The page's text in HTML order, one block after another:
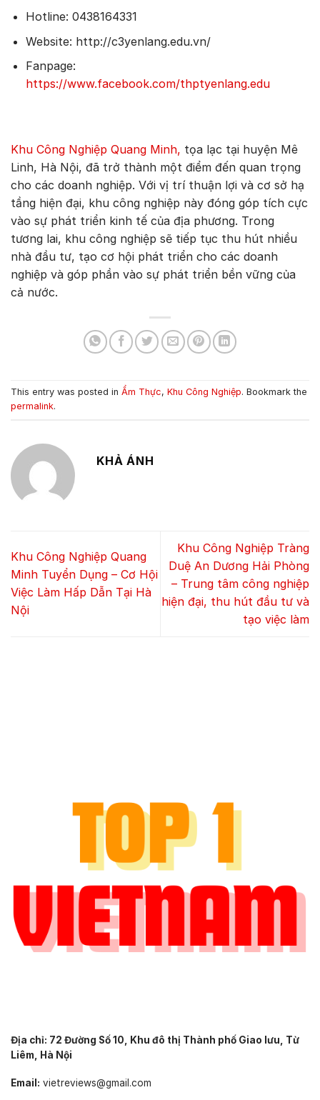
Hotline: 0438164331
Website: http://c3yenlang.edu.vn/
Fanpage:
https://www.facebook.com/thptyenlang.edu
Khu Công Nghiệp Quang Minh, tọa lạc tại huyện Mê
Linh, Hà Nội, đã trở thành một điểm đến quan trọng
cho các doanh nghiệp. Với vị trí thuận lợi và cơ sở hạ
tầng hiện đại, khu công nghiệp này đóng góp tích cực
vào sự phát triển kinh tế của địa phương. Trong
tương lai, khu công nghiệp sẽ tiếp tục thu hút nhiều
nhà đầu tư, tạo cơ hội phát triển cho các doanh
nghiệp và góp phần vào sự phát triển bền vững của
cả nước.
This entry was posted in Ẩm Thực, Khu Công Nghiệp. Bookmark the
permalink.
KHẢ ÁNH
Khu Công Nghiệp Quang
Minh Tuyển Dụng – Cơ Hội
Việc Làm Hấp Dẫn Tại Hà
Nội
Khu Công Nghiệp Tràng
Duệ An Dương Hải Phòng
– Trung tâm công nghiệp
hiện đại, thu hút đầu tư và
tạo việc làm
Địa chỉ: 72 Đường Số 10, Khu đô thị Thành phố Giao lưu, Từ
Liêm, Hà Nội
Email: vietreviews@gmail.com